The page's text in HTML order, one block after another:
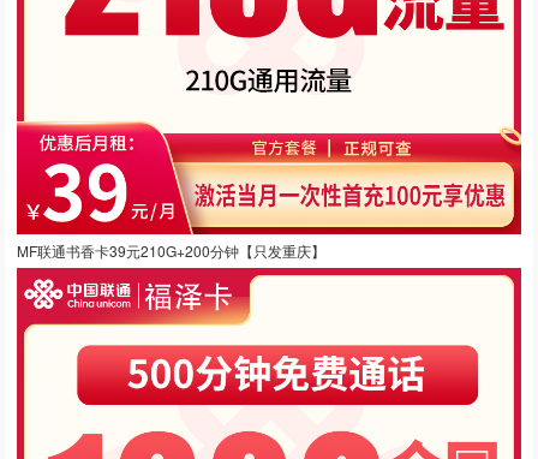
MF联通书香卡39元210G+200分钟【只发重庆】